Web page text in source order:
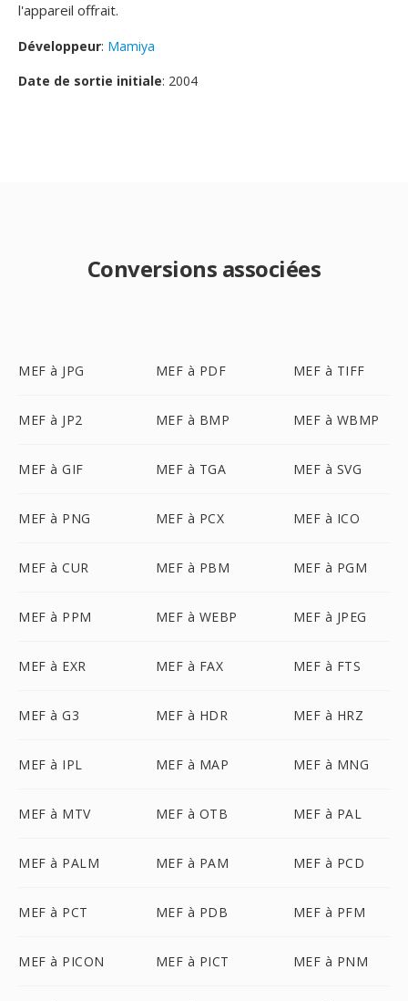
l'appareil offrait.
Développeur: Mamiya
Date de sortie initiale: 2004
Conversions associées
MEF à JPG MEF à PDF MEF à TIFF
MEF à JP2 MEF à BMP MEF à WBMP
MEF à GIF MEF à TGA MEF à SVG
MEF à PNG MEF à PCX MEF à ICO
MEF à CUR MEF à PBM MEF à PGM
MEF à PPM MEF à WEBP MEF à JPEG
MEF à EXR MEF à FAX MEF à FTS
MEF à G3 MEF à HDR MEF à HRZ
MEF à IPL MEF à MAP MEF à MNG
MEF à MTV MEF à OTB MEF à PAL
MEF à PALM MEF à PAM MEF à PCD
MEF à PCT MEF à PDB MEF à PFM
MEF à PICON MEF à PICT MEF à PNM